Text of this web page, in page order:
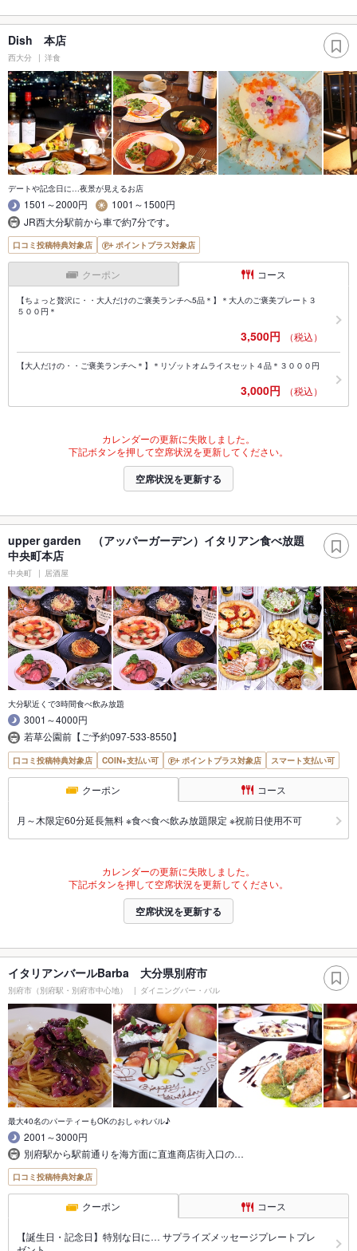
Dish 本店
西大分 洋食
デートや記念日に…夜景が見えるお店
1501～2000円
1001～1500円
JR西大分駅前から車で約7分です｡
口コミ投稿特典対象店 ポイントプラス対象店
クーポン コース
【ちょっと贅沢に・・大人だけのご褒美ランチへ5品＊】＊大人のご褒美プレート３
５００円＊
3,500円 （税込）
【大人だけの・・ご褒美ランチへ＊】＊リゾットオムライスセット４品＊３０００円
3,000円 （税込）
カレンダーの更新に失敗しました。
下記ボタンを押して空席状況を更新してください。
空席状況を更新する
upper garden （アッパーガーデン）イタリアン食べ放題
中央町本店
中央町 居酒屋
大分駅近くで3時間食べ飲み放題
3001～4000円
若草公園前【ご予約097-533-8550】
口コミ投稿特典対象店 COIN+支払い可 ポイントプラス対象店 スマート支払い可
クーポン コース
月～木限定60分延長無料 ※食べ食べ飲み放題限定 ※祝前日使用不可
カレンダーの更新に失敗しました。
下記ボタンを押して空席状況を更新してください。
空席状況を更新する
イタリアンバールBarba 大分県別府市
別府市（別府駅・別府市中心地） ダイニングバー・バル
最大40名のパーティーもOKのおしゃれバル♪
2001～3000円
別府駅から駅前通りを海方面に直進商店街入口の…
口コミ投稿特典対象店
クーポン コース
【誕生日・記念日】特別な日に… サプライズメッセージプレートプレ